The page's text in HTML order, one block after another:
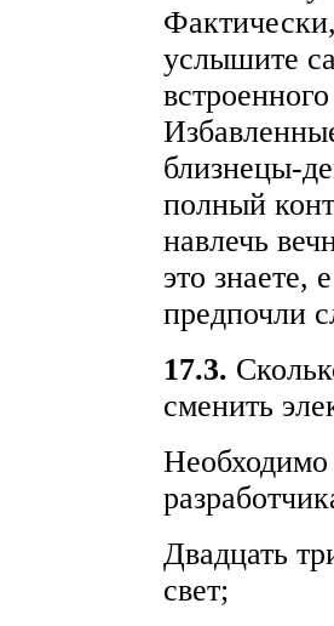
услышите
близнецы-
полный
навлечь
это
предпочли
17.3.
сменить
Необходимо
Двадцать
свет;